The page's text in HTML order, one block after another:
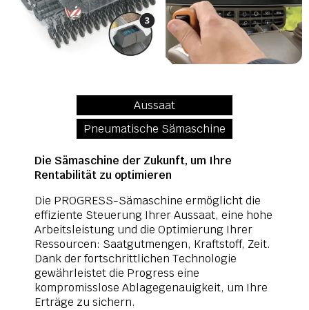
Aussaat
Pneumatische Sämaschine
Die Sämaschine der Zukunft, um Ihre
Rentabilität zu optimieren
Die PROGRESS-Sämaschine ermöglicht die
effiziente Steuerung Ihrer Aussaat, eine hohe
Arbeitsleistung und die Optimierung Ihrer
Ressourcen: Saatgutmengen, Kraftstoff, Zeit.
Dank der fortschrittlichen Technologie
gewährleistet die Progress eine
kompromisslose Ablagegenauigkeit, um Ihre
Erträge zu sichern.